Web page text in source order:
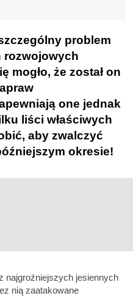
problem
rozwojowych
mogło, że został on
one jednak
liści właściwych
aby zwalczyć
okresie!
najgroźniejszych jesiennych
nią zaatakowane